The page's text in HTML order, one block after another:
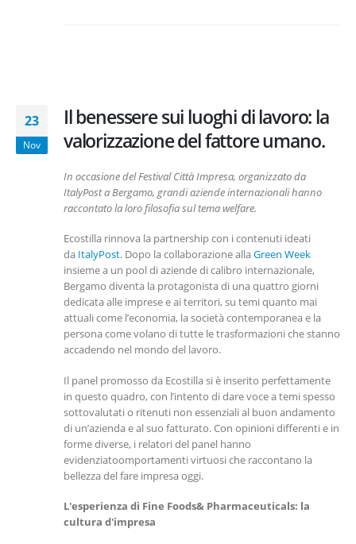
23
Nov
Il benessere sui luoghi di lavoro: la
valorizzazione del fattore umano.
In occasione del Festival Città Impresa, organizzato da
ItalyPost a Bergamo, grandi aziende internazionali hanno
raccontato la loro filosofia sul tema welfare.
Ecostilla rinnova la partnership con i contenuti ideati
da ItalyPost. Dopo la collaborazione allaGreen Week
insieme a un pool di aziende di calibro internazionale,
Bergamo diventa la protagonista di una quattro giorni
dedicata alle imprese e ai territori, su temi quanto mai
attuali come l’economia, la società contemporanea e la
persona come volano di tutte le trasformazioni che stanno
accadendo nel mondo del lavoro.
Il panel promosso da Ecostilla si è inserito perfettamente
in questo quadro, con l’intento di dare voce a temi spesso
sottovalutati o ritenuti non essenziali al buon andamento
di un’azienda e al suo fatturato. Con opinioni differenti e in
forme diverse, i relatori del panel hanno
evidenziatoomportamenti virtuosi che raccontano la
bellezza del fare impresa oggi.
L'esperienza di Fine Foods& Pharmaceuticals: la
cultura d'impresa